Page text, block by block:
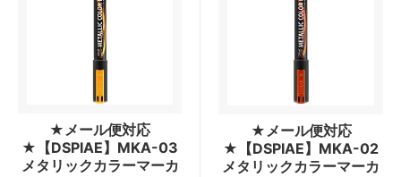
★メール便対応
★【DSPIAE】MKA-03
メタリックカラーマーカ
★メール便対応
★【DSPIAE】MKA-02
メタリックカラーマーカ